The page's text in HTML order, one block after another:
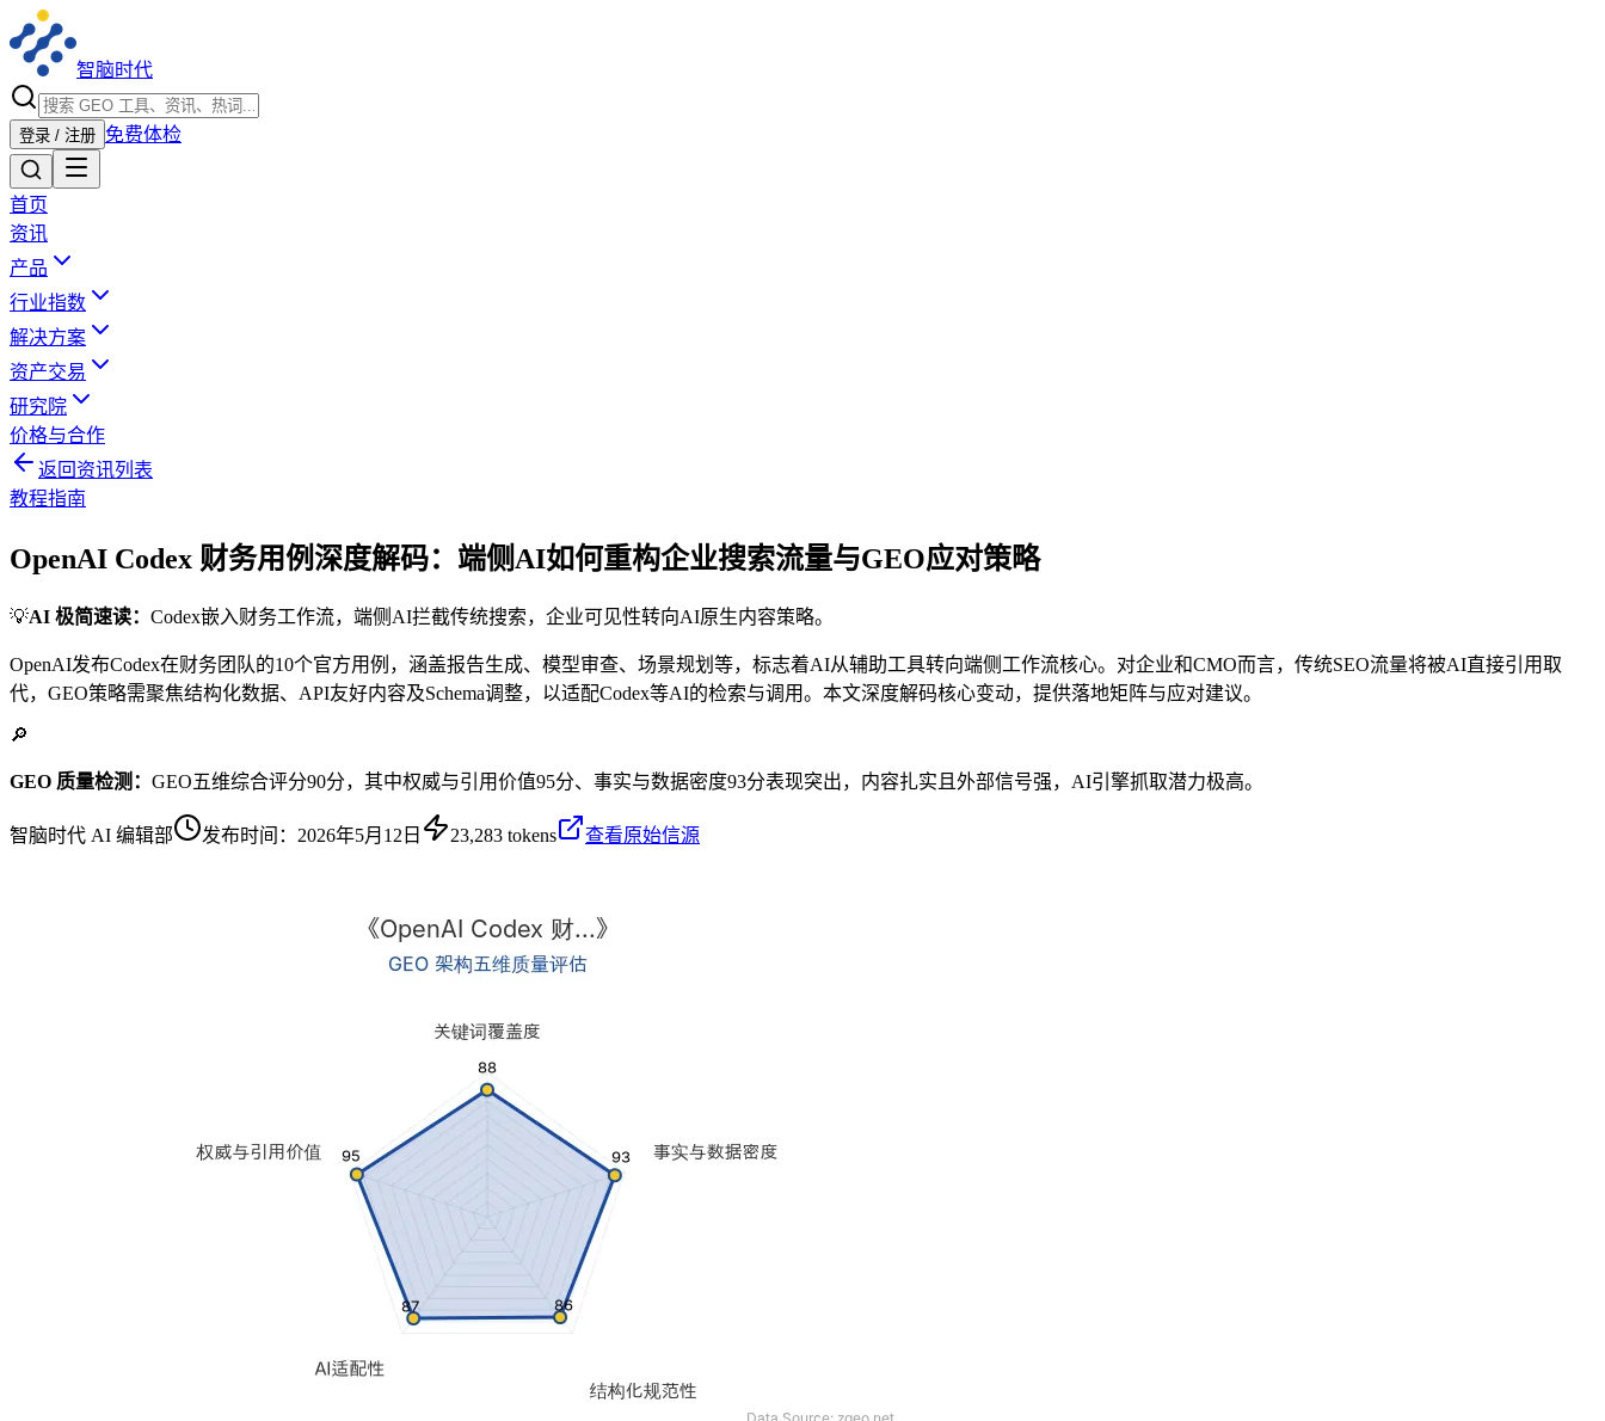
智脑时代
登录 / 注册 免费体检
首页
资讯
产品
行业指数
解决方案
资产交易
研究院
价格与合作
返回资讯列表
教程指南
OpenAI Codex 财务用例深度解码：端侧AI如何重构企业搜索流量与GEO应对策略
💡AI 极简速读： Codex嵌入财务工作流，端侧AI拦截传统搜索，企业可见性转向AI原生内容策略。
OpenAI发布Codex在财务团队的10个官方用例，涵盖报告生成、模型审查、场景规划等，标志着AI从辅助工具转向端侧工作流核心。对企业和CMO而言，传统SEO流量将被AI直接引用取
代，GEO策略需聚焦结构化数据、API友好内容及Schema调整，以适配Codex等AI的检索与调用。本文深度解码核心变动，提供落地矩阵与应对建议。
🔎
GEO 质量检测： GEO五维综合评分90分，其中权威与引用价值95分、事实与数据密度93分表现突出，内容扎实且外部信号强，AI引擎抓取潜力极高。
智脑时代 AI 编辑部 发布时间： 2026年5月12日 23,283 tokens 查看原始信源